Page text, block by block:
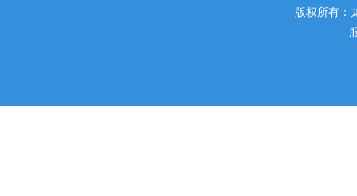
版权所有：